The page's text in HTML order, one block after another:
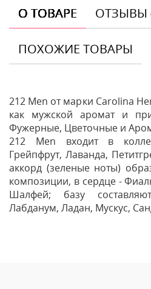
О ТОВАРЕ ОТЗЫВЫ
ПОХОЖИЕ ТОВАРЫ
212 Men от марки Carolina
как мужской аромат и
Фужерные, Цветочные и
212 Men входит в
Грейпфрут, Лаванда,
аккорд (зеленые ноты)
композиции, в сердце -
Шалфей; базу
Лабданум, Ладан, Мускус,